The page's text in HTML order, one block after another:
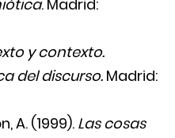
. Madrid:
y contexto.
del discurso. Madrid:
A. (1999). Las cosas